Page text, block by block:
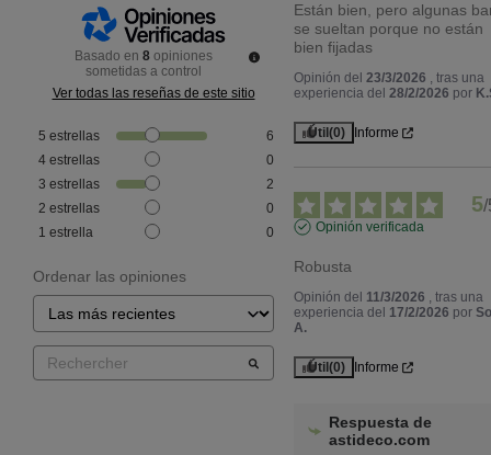
Basado en 8 opiniones
sometidas a control
Ver todas las reseñas de este sitio
5 estrellas
6
4 estrellas
0
3 estrellas
2
2 estrellas
0
1 estrella 0
Ordenar las opiniones
Están bien, pero algunas
se sueltan porque no están
bien fijadas
Opinión del 23/3/2026 , tras una
experiencia del 28/2/2026 por
Útil (0) Informe
5/
Opinión verificada
Robusta
Opinión del 11/3/2026 , tras una
experiencia del 17/2/2026 por
A.
Útil (0) Informe
Respuesta de
astideco.com